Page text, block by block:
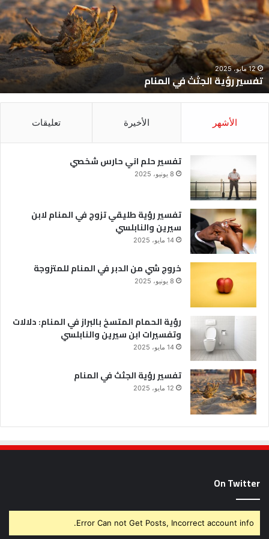
في
المنام
12 مايو، 2025
تفسير رؤية الجثث في المنام
الأشهر الأخيرة تعليقات
تفسير حلم اني حارس شخصي
8 يونيو، 2025
تفسير رؤية طليقي تزوج في المنام لابن
سيرين والنابلسي
14 مايو، 2025
خروج شي من الدبر في المنام للمتزوجة
8 يونيو، 2025
رؤية الحمام المتسخ بالبراز في المنام: دلالات
وتفسيرات ابن سيرين والنابلسي
14 مايو، 2025
تفسير رؤية الجثث في المنام
12 مايو، 2025
On Twitter
Error Can not Get Posts, Incorrect account info.